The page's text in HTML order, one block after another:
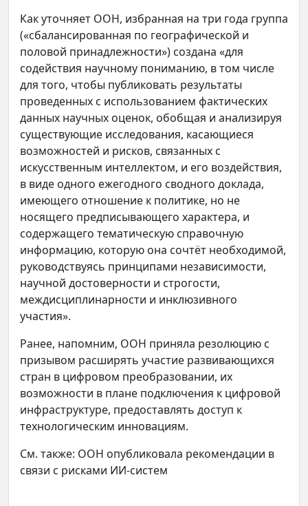
Как уточняет ООН, избранная на три года группа
(«сбалансированная по географической и
половой принадлежности») создана «для
содействия научному пониманию, в том числе
для того, чтобы публиковать результаты
проведенных с использованием фактических
данных научных оценок, обобщая и анализируя
существующие исследования, касающиеся
возможностей и рисков, связанных с
искусственным интеллектом, и его воздействия,
в виде одного ежегодного сводного доклада,
имеющего отношение к политике, но не
носящего предписывающего характера, и
содержащего тематическую справочную
информацию, которую она сочтёт необходимой,
руководствуясь принципами независимости,
научной достоверности и строгости,
междисциплинарности и инклюзивного
участия».
Ранее, напомним, ООН приняла резолюцию с
призывом расширять участие развивающихся
стран в цифровом преобразовании, их
возможности в плане подключения к цифровой
инфраструктуре, предоставлять доступ к
технологическим инновациям.
См. также: ООН опубликовала рекомендации в
связи с рисками ИИ-систем